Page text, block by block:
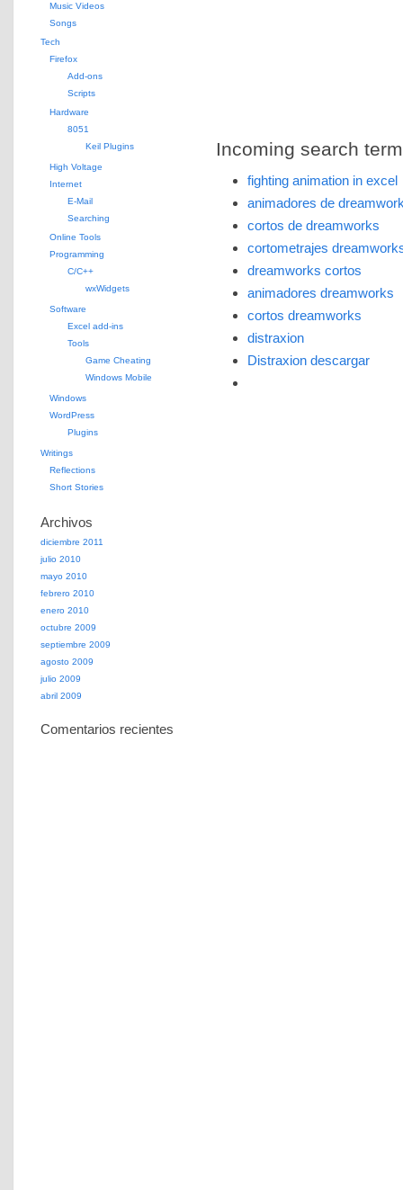
Incoming search
fighting animation in excel
animadores de
cortos de dreamworks
cortometrajes
dreamworks cortos
animadores dreamworks
cortos dreamworks
distraxion
Distraxion descargar
Music Videos
Songs
Tech
Firefox
Add-ons
Scripts
Hardware
8051
Keil Plugins
High Voltage
Internet
E-Mail
Searching
Online Tools
Programming
C/C++
wxWidgets
Software
Excel add-ins
Tools
Game Cheating
Windows Mobile
Windows
WordPress
Plugins
Writings
Reflections
Short Stories
Archivos
diciembre 2011
julio 2010
mayo 2010
febrero 2010
enero 2010
octubre 2009
septiembre 2009
agosto 2009
julio 2009
abril 2009
Comentarios recientes